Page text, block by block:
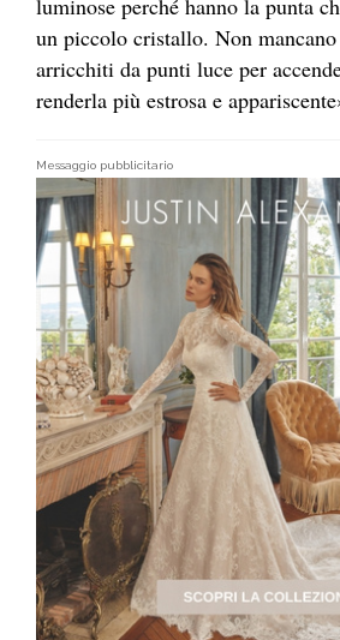
un piccolo cristallo. Non
arricchiti da punti luce per
renderla più estrosa e
Messaggio pubblicitario